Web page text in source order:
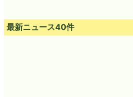
最新ニュース40件